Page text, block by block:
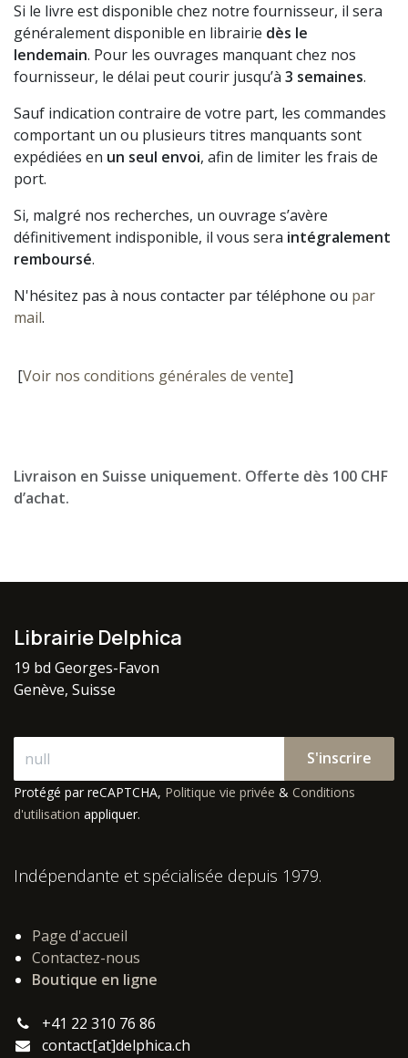
Si le livre est disponible chez notre fournisseur, il sera
généralement disponible en librairie dès le
lendemain. Pour les ouvrages manquant chez nos
fournisseur, le délai peut courir jusqu’à 3 semaines.
Sauf indication contraire de votre part, les commandes
comportant un ou plusieurs titres manquants sont
expédiées en un seul envoi, afin de limiter les frais de
port.
Si, malgré nos recherches, un ouvrage s’avère
définitivement indisponible, il vous sera intégralement
remboursé.
N'hésitez pas à nous contacter par téléphone ou par
mail.
[Voir nos conditions générales de vente]
Livraison en Suisse uniquement. Offerte dès 100 CHF
d’achat.
Librairie Delphica
19 bd Georges-Favon
Genève, Suisse
S'inscrire
Protégé par reCAPTCHA, Politique vie privée & Conditions
d'utilisation appliquer.
Indépendante et spécialisée depuis 1979.
Page d'accueil
Contactez-nous
Boutique en ligne
+41 22 310 76 86
contact[at]delphica.ch